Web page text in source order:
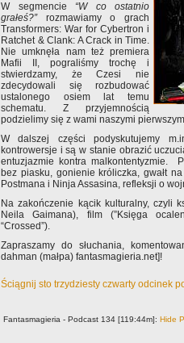
W segmencie “W co ostatnio
grałeś?” rozmawiamy o grach
Transformers: War for Cybertron i
Ratchet & Clank: A Crack in Time.
Nie umknęła nam też premiera
Mafii II, pograliśmy trochę i
stwierdzamy, że Czesi nie
zdecydowali się rozbudować
ustalonego osiem lat temu
schematu. Z przyjemnością
podzielimy się z wami naszymi
W dalszej części podyskutujemy
kontrowersje i są w stanie obrazić
entuzjazmie kontra malkontentyzmie.
bez piasku, gonienie króliczka, gwałt
Postmana i Ninja Assasina, refleksji o
Na zakończenie kącik kulturalny, czyli
Neila Gaimana), film (”Księga
“Crossed”).
Zapraszamy do słuchania,
dahman (małpa) fantasmagieria.net]!
Ściągnij sto trzydziesty czwarty odcinek
Fantasmagieria - Podcast 134 [119:44m]: Hide